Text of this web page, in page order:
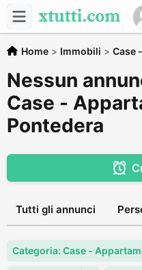
Home > Immobili > Case
Nessun
Case -
Pontedera
Tutti gli annunci
Categoria: Case -